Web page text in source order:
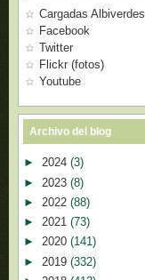
Cargadas Albiverdes
Facebook
Twitter
Flickr (fotos)
Youtube
Archivo del blog
► 2024 (3)
► 2023 (8)
► 2022 (88)
► 2021 (73)
► 2020 (141)
► 2019 (332)